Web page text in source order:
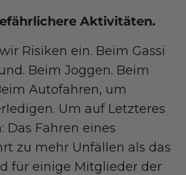
Aktivitäten.
Risiken ein. Beim Gassi
Beim Joggen. Beim
Autofahren, um
Um auf Letzteres
Das Fahren eines
zu mehr Unfällen als das
für einige Mitglieder der